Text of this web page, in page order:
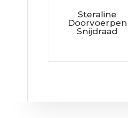
Steraline
Doorvoerpen
Snijdraad